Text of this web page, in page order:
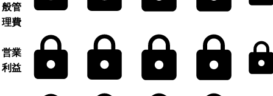
般管
理費
営業
利益